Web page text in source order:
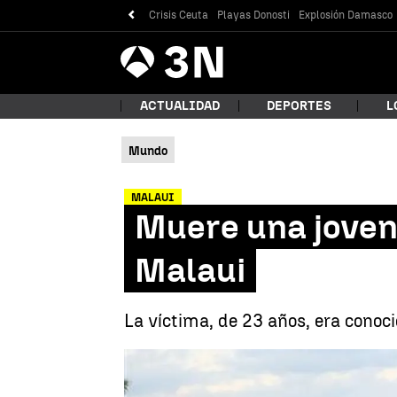
Crisis Ceuta Playas Donosti Explosión Damasco
Antena
3 Noticias
ACTUALIDAD DEPORTES
Mundo
MALAUI
Muere una
Malaui
La víctima, de 23 años, era